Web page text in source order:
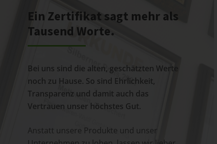
Ein Zertifikat sagt mehr als
Tausend Worte.
Bei uns sind die alten, geschätzten Werte
noch zu Hause. So sind Ehrlichkeit,
Transparenz und damit auch das
Vertrauen unser höchstes Gut.
Anstatt unsere Produkte und unser